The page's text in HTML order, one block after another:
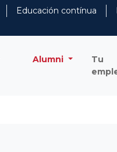
Educación contínua
Alumni
Tu